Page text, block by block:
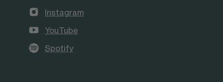
Instagram
YouTube
Spotify